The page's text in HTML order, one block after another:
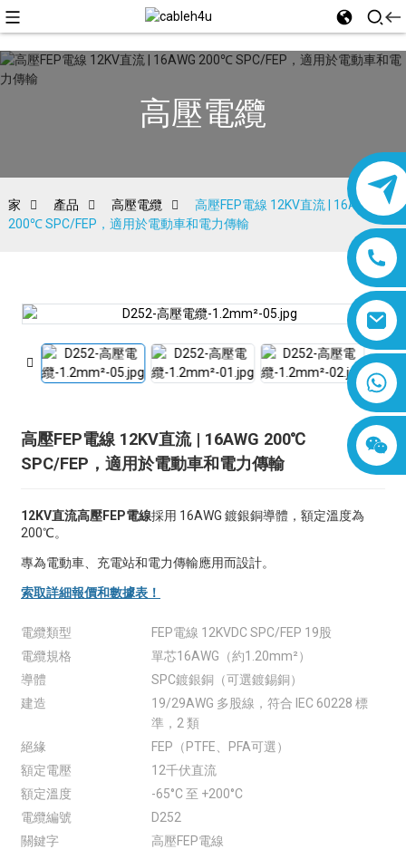
8618019377761
高壓電纜
家 產品 高壓電纜
高壓FEP電線 12KV直流 | 16AWG
200℃ SPC/FEP，適用於電動車和電力傳輸
高壓FEP電線 12KV直流 | 16AWG 200℃
SPC/FEP，適用於電動車和電力傳輸
12KV直流高壓FEP電線採用 16AWG 鍍銀銅導體，額定溫度為
200℃。
專為電動車、充電站和電力傳輸應用而設計。
索取詳細報價和數據表！
電纜類型
FEP電線 12KVDC SPC/FEP 19股
電纜規格
單芯16AWG（約1.20mm²）
導體
SPC鍍銀銅（可選鍍錫銅）
建造
19/29AWG 多股線，符合 IEC 60228 標
準，2 類
絕緣
FEP（PTFE、PFA可選）
額定電壓
12千伏直流
額定溫度
-65°C 至 +200°C
電纜編號
D252
關鍵字
高壓FEP電線